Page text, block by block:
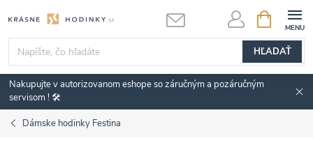
na
obsah
HĽADAŤ
KOŠÍK
Nakupujte v autorizovanom eshope so záručným a pozáručným
servisom ! 🛠️
Dámske hodinky Festina